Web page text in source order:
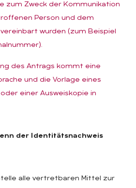
zum Zweck der Kommunikation
Person und dem
wurden (zum Beispiel
des Antrags kommt eine
und die Vorlage eines
einer Ausweiskopie in
der Identitätsnachweis
alle vertretbaren Mittel zur